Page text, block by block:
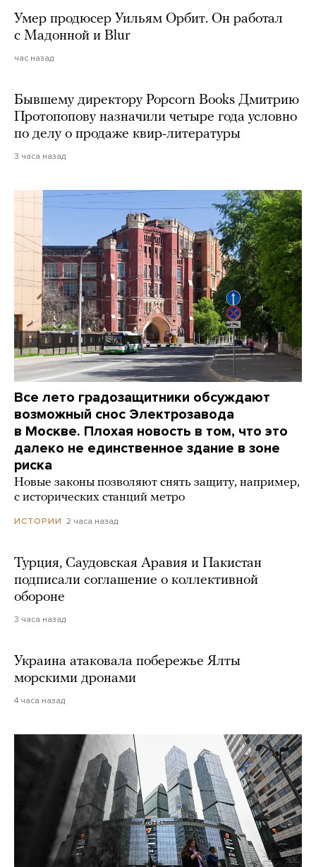
Умер продюсер Уильям Орбит. Он работал
с Мадонной и Blur
час назад
Бывшему директору Popcorn Books Дмитрию
Протопопову назначили четыре года условно
по делу о продаже квир-литературы
3 часа назад
Все лето градозащитники обсуждают
возможный снос Электрозавода
в Москве. Плохая новость в том, что это
далеко не единственное здание в зоне
риска
Новые законы позволяют снять защиту, например,
с исторических станций метро
ИСТОРИИ 2 часа назад
Турция, Саудовская Аравия и Пакистан
подписали соглашение о коллективной
обороне
3 часа назад
Украина атаковала побережье Ялты
морскими дронами
4 часа назад